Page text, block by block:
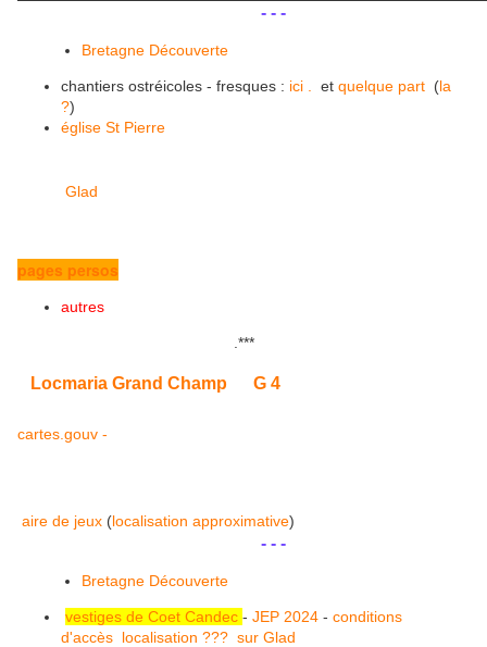
- - -
Bretagne Découverte
chantiers ostréicoles - fresques : ici . et quelque part (la
?)
église St Pierre
Glad
pages persos
autres
***
Locmaria Grand Champ G 4
cartes.gouv -
aire de jeux (localisation approximative)
- - -
Bretagne Découverte
vestiges de Coet Candec - JEP 2024 - conditions
d'accès localisation ??? sur Glad